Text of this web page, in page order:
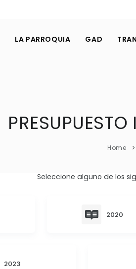
LA PARROQUIA GAD
Home
Seleccione alguno de los
2020
2023